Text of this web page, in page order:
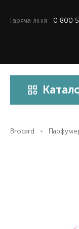
Гаряча лiнiя 0 800
Brocard